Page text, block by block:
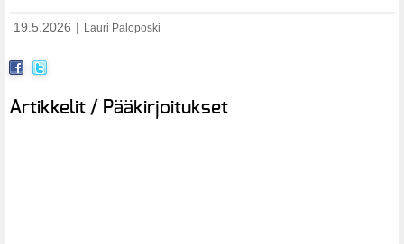
19.5.2026 Lauri Paloposki
Artikkelit / Pääkirjoitukset